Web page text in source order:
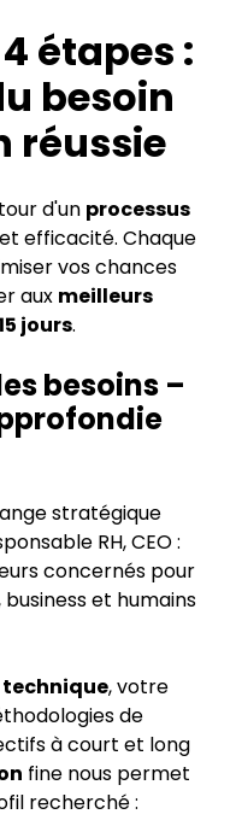
étapes :
besoin
réussie
d'un processus
efficacité. Chaque
vos chances
aux meilleurs
jours.
besoins –
stratégique
RH, CEO :
concernés pour
business et humains
, votre
de
à court et long
fine nous permet
recherché :